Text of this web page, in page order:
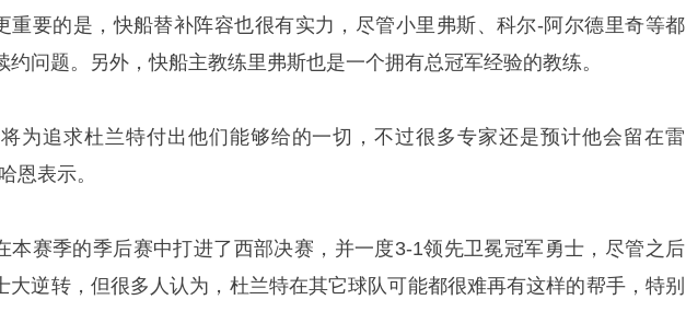
重要的是，快船替补阵容也很有实力，尽管小里弗斯、科尔-阿尔德里奇等都
约问题。另外，快船主教练里弗斯也是一个拥有总冠军经验的教练。
为追求杜兰特付出他们能够给的一切，不过很多专家还是预计他会留在雷
恩表示。
本赛季的季后赛中打进了西部决赛，并一度3-1领先卫冕冠军勇士，尽管之后
大逆转，但很多人认为，杜兰特在其它球队可能都很难再有这样的帮手，特别